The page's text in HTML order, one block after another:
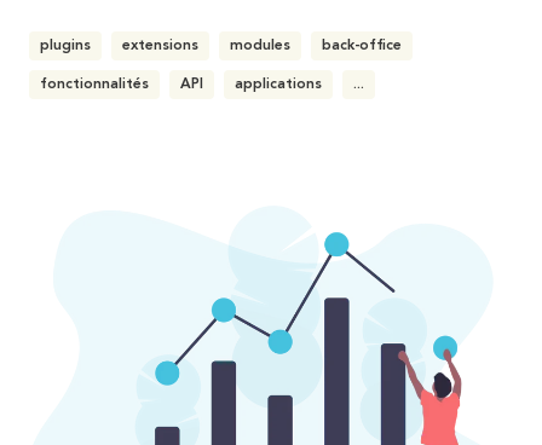
plugins extensions modules back-office
fonctionnalités API applications ...